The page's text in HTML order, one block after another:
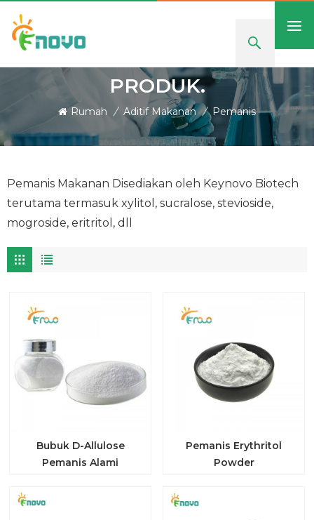
PRODUK.
Rumah / Aditif Makanan / Pemanis
Pemanis Makanan Disediakan oleh Keynovo Biotech
terutama termasuk xylitol, sucralose, stevioside,
mogroside, eritritol, dll
Bubuk D-Allulose
Pemanis Alami
Pemanis Erythritol
Powder